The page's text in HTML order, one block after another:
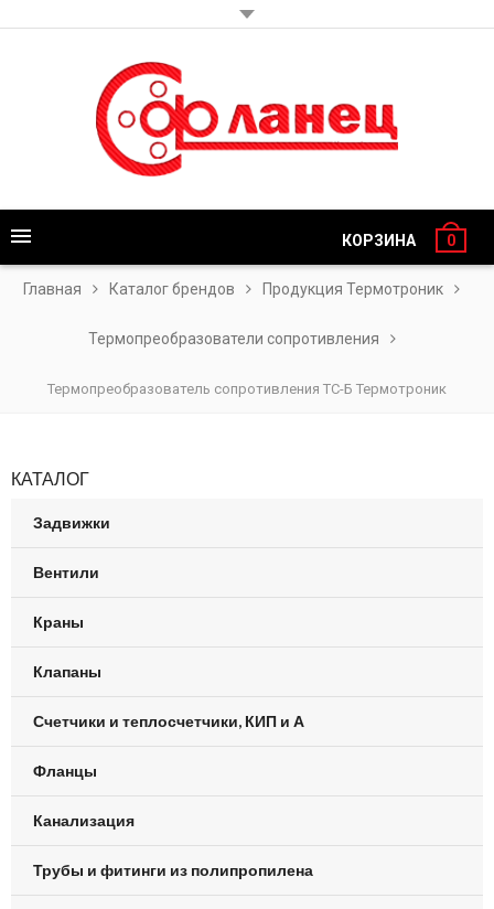
КОРЗИНА 0
Главная Каталог брендов Продукция Термотроник
Термопреобразователи сопротивления
Термопреобразователь сопротивления ТС-Б Термотроник
КАТАЛОГ
Задвижки
Вентили
Краны
Клапаны
Счетчики и теплосчетчики, КИП и А
Фланцы
Канализация
Трубы и фитинги из полипропилена